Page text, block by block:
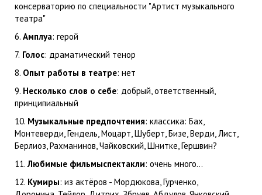
консерваторию по специальности "Артист музыкального
театра"
6. Амплуа: герой
7. Голос: драматический тенор
8. Опыт работы в театре: нет
9. Несколько слов о себе: добрый, ответственный,
принципиальный
10. Музыкальные предпочтения: классика: Бах,
Монтеверди, Гендель, Моцарт, Шуберт, Бизе, Верди, Лист,
Берлиоз, Рахманинов, Чайковский, Шнитке, Гершвин?
11.Любимые фильмыспектакли: очень много...
12. Кумиры: из актёров - Мордюкова, Гурченко,